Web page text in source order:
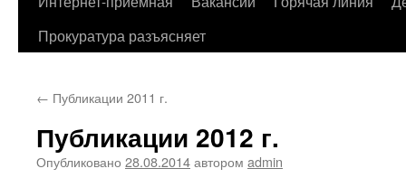
Прокуратура разъясняет
← Публикации 2011 г.
Публикации 2012 г.
Опубликовано 28.08.2014автором admin